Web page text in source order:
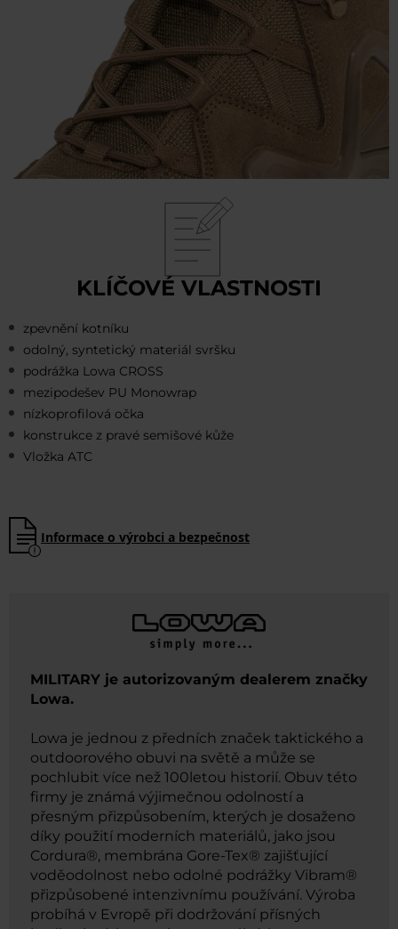
KLÍČOVÉ VLASTNOSTI
zpevnění kotníku
odolný, syntetický materiál svršku
podrážka Lowa CROSS
mezipodešev PU Monowrap
nízkoprofilová očka
konstrukce z pravé semišové kůže
Vložka ATC
Informace o výrobci a bezpečnost
MILITARY je autorizovaným dealerem značky
Lowa.
Lowa je jednou z předních značek taktického a
outdoorového obuvi na světě a může se
pochlubit více než 100letou historií. Obuv této
firmy je známá výjimečnou odolností a
přesným přizpůsobením, kterých je dosaženo
díky použití moderních materiálů, jako jsou
Cordura®, membrána Gore-Tex® zajišťující
voděodolnost nebo odolné podrážky Vibram®
přizpůsobené intenzivnímu používání. Výroba
probíhá v Evropě při dodržování přísných